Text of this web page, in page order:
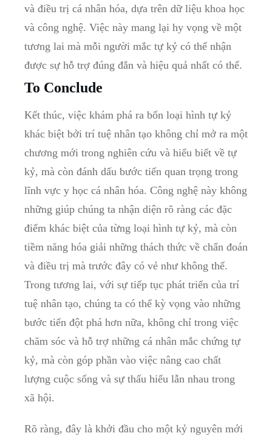
và điều trị cá nhân hóa, dựa⁤ trên dữ liệu khoa học‍
và công nghệ. Việc này mang lại hy vọng​ về ‍một
tương lai mà mỗi người⁤ mắc tự kỷ có ⁤thể nhận
được⁢ sự hỗ trợ đúng đắn và hiệu ⁢quả nhất có⁣ thể. ​
To Conclude
Kết ​thúc, việc khám phá‍ ra⁣ bốn loại hình tự kỷ
khác biệt bởi trí tuệ nhân ⁤tạo không chỉ mở ra một
chương mới trong nghiên cứu và hiểu biết về ‌tự⁤
kỷ, mà còn ⁣đánh dấu⁤ bước tiến ‌quan ​trọng‍ trong⁢
lĩnh vực y học cá nhân hóa. Công nghệ này không
những⁢ giúp chúng ta nhận ⁣diện rõ ràng⁤ các⁤ đặc
điểm khác biệt của từng loại hình tự kỷ, mà còn ​
tiềm năng hóa giải những thách‌ thức về ⁢chẩn đoán
và ​điều trị mà trước đây có vẻ như không thể.
⁢Trong⁢ tương⁣ lai, với sự tiếp tục phát triển của trí
tuệ nhân tạo, ⁢chúng ta có thể kỳ vọng⁢ vào những⁣
bước⁤ tiến đột⁣ phá hơn nữa, không chỉ trong việc
chăm sóc và hỗ trợ những ⁢cá nhân‍ mắc chứng tự
⁢kỷ, mà còn góp phần⁤ vào việc nâng cao chất
lượng cuộc sống và sự thấu hiểu lẫn nhau trong
xã hội.
Rõ ràng, đây là khởi đầu‌ cho một kỷ nguyên mới⁤